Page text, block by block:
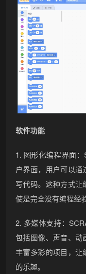
软件功能
1. 图形化编程界面
户界面，用户可以
写代码。这种方式
使是完全没有编程经
2. 多媒体支持：
包括图像、声音、动
丰富多彩的项目，让
的乐趣。